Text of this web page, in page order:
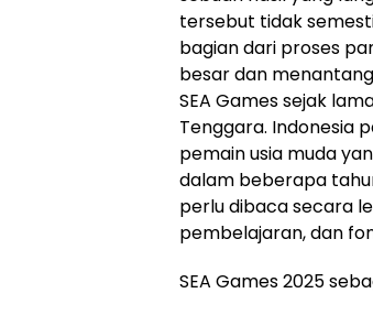
tersebut tidak
bagian dari proses
besar dan
SEA Games sejak
Tenggara. Indonesia
pemain usia muda
dalam beberapa
perlu dibaca secara
pembelajaran, dan
SEA Games 2025